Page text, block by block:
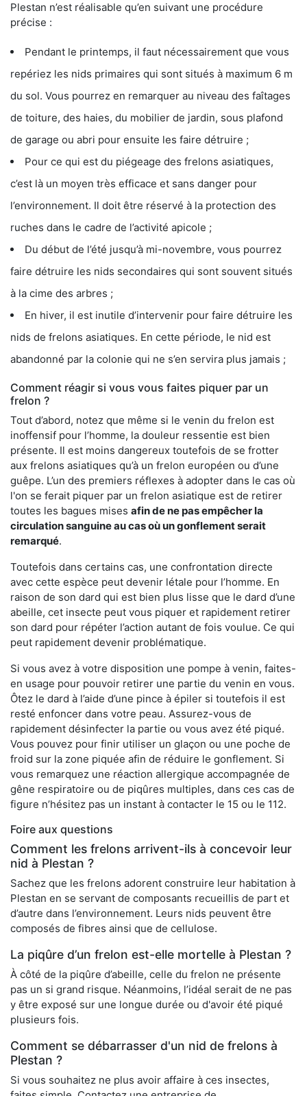
Plestan n’est réalisable qu’en suivant une procédure
précise :
Pendant le printemps, il faut nécessairement que vous
repériez les nids primaires qui sont situés à maximum 6 m
du sol. Vous pourrez en remarquer au niveau des faîtages
de toiture, des haies, du mobilier de jardin, sous plafond
de garage ou abri pour ensuite les faire détruire ;
Pour ce qui est du piégeage des frelons asiatiques,
c’est là un moyen très efficace et sans danger pour
l’environnement. Il doit être réservé à la protection des
ruches dans le cadre de l’activité apicole ;
Du début de l’été jusqu’à mi-novembre, vous pourrez
faire détruire les nids secondaires qui sont souvent situés
à la cime des arbres ;
En hiver, il est inutile d’intervenir pour faire détruire les
nids de frelons asiatiques. En cette période, le nid est
abandonné par la colonie qui ne s’en servira plus jamais ;
Comment réagir si vous vous faites piquer par un
frelon ?
Tout d’abord, notez que même si le venin du frelon est
inoffensif pour l’homme, la douleur ressentie est bien
présente. Il est moins dangereux toutefois de se frotter
aux frelons asiatiques qu’à un frelon européen ou d’une
guêpe. L’un des premiers réflexes à adopter dans le cas où
l'on se ferait piquer par un frelon asiatique est de retirer
toutes les bagues mises afin de ne pas empêcher la
circulation sanguine au cas où un gonflement serait
remarqué.
Toutefois dans certains cas, une confrontation directe
avec cette espèce peut devenir létale pour l’homme. En
raison de son dard qui est bien plus lisse que le dard d’une
abeille, cet insecte peut vous piquer et rapidement retirer
son dard pour répéter l’action autant de fois voulue. Ce qui
peut rapidement devenir problématique.
Si vous avez à votre disposition une pompe à venin, faites-
en usage pour pouvoir retirer une partie du venin en vous.
Ôtez le dard à l’aide d’une pince à épiler si toutefois il est
resté enfoncer dans votre peau. Assurez-vous de
rapidement désinfecter la partie ou vous avez été piqué.
Vous pouvez pour finir utiliser un glaçon ou une poche de
froid sur la zone piquée afin de réduire le gonflement. Si
vous remarquez une réaction allergique accompagnée de
gêne respiratoire ou de piqûres multiples, dans ces cas de
figure n’hésitez pas un instant à contacter le 15 ou le 112.
Foire aux questions
Comment les frelons arrivent-ils à concevoir leur
nid à Plestan ?
Sachez que les frelons adorent construire leur habitation à
Plestan en se servant de composants recueillis de part et
d’autre dans l’environnement. Leurs nids peuvent être
composés de fibres ainsi que de cellulose.
La piqûre d’un frelon est-elle mortelle à Plestan ?
À côté de la piqûre d’abeille, celle du frelon ne présente
pas un si grand risque. Néanmoins, l’idéal serait de ne pas
y être exposé sur une longue durée ou d'avoir été piqué
plusieurs fois.
Comment se débarrasser d'un nid de frelons à
Plestan ?
Si vous souhaitez ne plus avoir affaire à ces insectes,